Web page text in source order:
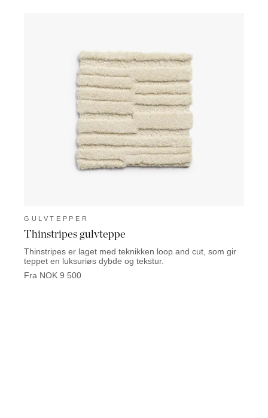
GULVTEPPER
Thinstripes gulvteppe
Thinstripes er laget med teknikken loop and cut, som gir
teppet en luksuriøs dybde og tekstur.
Fra NOK 9 500